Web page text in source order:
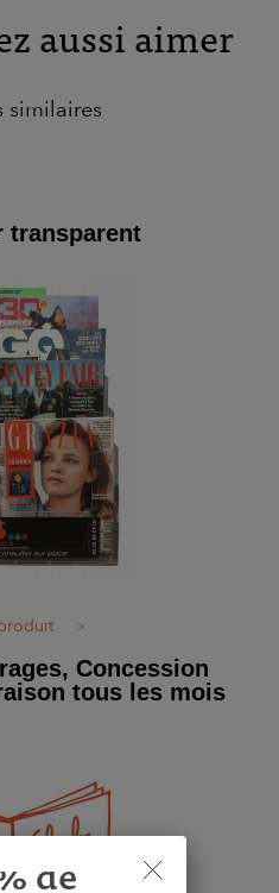
aussi aimer
similaires
transparent
>
Concession
tous les mois
de